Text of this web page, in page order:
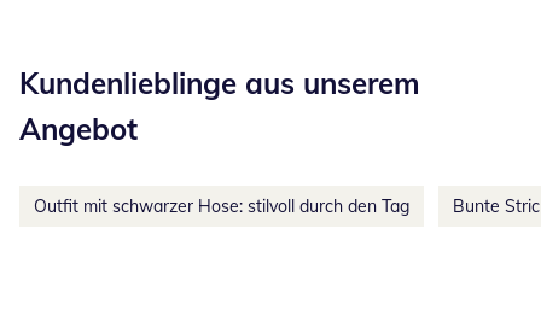
Kundenlieblinge aus unserem
Angebot
Outfit mit schwarzer Hose: stilvoll durch den Tag Bunte